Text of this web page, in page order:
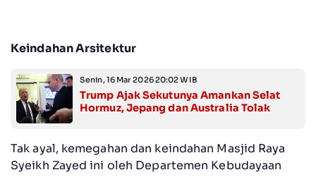
Keindahan Arsitektur
Senin, 16 Mar 2026 20:02 WIB
Trump Ajak Sekutunya Amankan Selat
Hormuz, Jepang dan Australia Tolak
Tak ayal, kemegahan dan keindahan Masjid Raya
Syeikh Zayed ini oleh Departemen Kebudayaan